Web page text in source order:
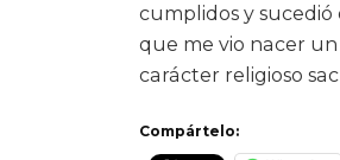
cumplidos y
que me vio nacer un
carácter religioso
Compártelo: